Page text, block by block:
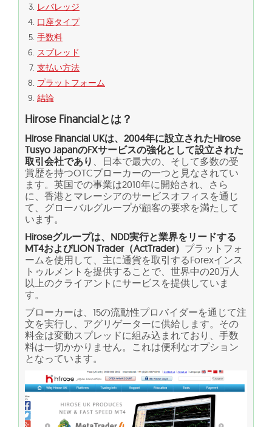
レバレッジ
口座タイプ
手数料
スプレッド
支払い方法
プラットフォーム
結論
Hirose Financialとは？
Hirose Financial UKは、2004年に設立されたHirose
Tusyo JapanのFXサービスの強化として設立された
取引会社であり 、日本で最大の、そして多数の受
賞歴を持つOTCブローカーの一つと見なされてい
ます。英国での事業は2010年に開始され、さら
に、香港とマレーシアのサービスオフィスを通じ
て、グローバルグループが顧客の要求を満たして
います。
Hiroseグループは、NDD実行と業界をリードする
MT4およびLION Trader（ActTrader） プラットフォ
ームを使用して、主に通貨を取引するForexインス
トゥルメントを提供することで、世界中の20万人
以上のクライアントにサービスを提供していま
す。
ブローカーは、15の流動性プロバイダーを通じて注
文を実行し、アグリゲーターに供給します。その
料金は変動スプレッドに組み込まれており、手数
料は一切かかりません。これは便利なオプション
となっています。